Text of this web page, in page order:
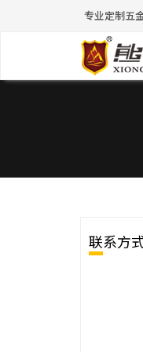
专业定制五
联系方